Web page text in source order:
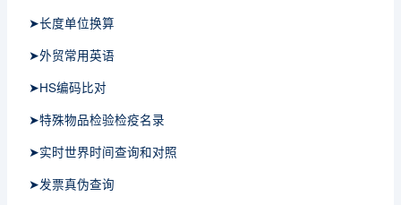
➤长度单位换算
➤外贸常用英语
➤HS编码比对
➤特殊物品检验检疫名录
➤实时世界时间查询和对照
➤发票真伪查询